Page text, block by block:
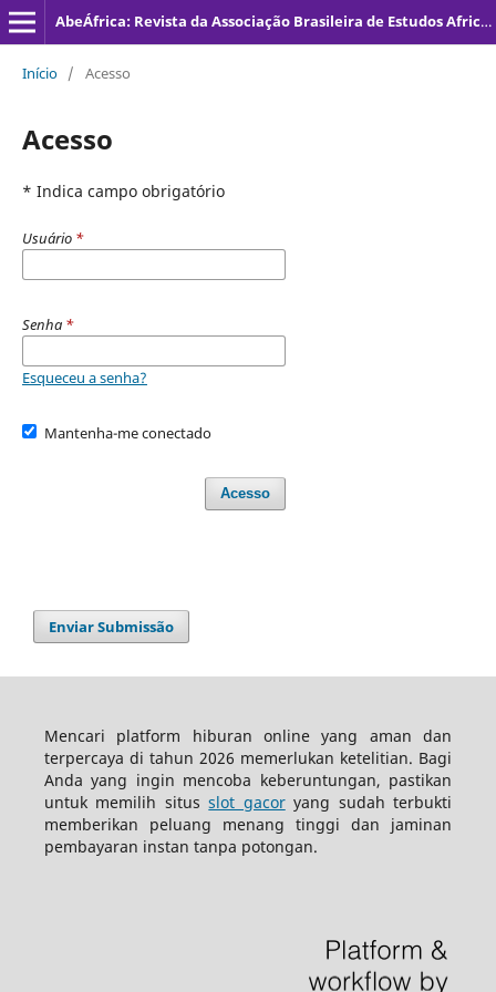
AbeÁfrica: Revista da Associação Brasileira de Estudos Africanos
Início / Acesso
Acesso
* Indica campo obrigatório
Usuário *
Senha *
Esqueceu a senha?
Mantenha-me conectado
Acesso
Enviar Submissão
Mencari platform hiburan online yang aman dan
terpercaya di tahun 2026 memerlukan ketelitian. Bagi
Anda yang ingin mencoba keberuntungan, pastikan
untuk memilih situsslot gacoryang sudah terbukti
memberikan peluang menang tinggi dan jaminan
pembayaran instan tanpa potongan.